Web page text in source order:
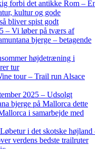
forbi det antikke Rom –
kultur og gode
bliver spist godt
– Vi løber på tværs af
bjerge – betagende
højdetræning i
tur
tour – Trail run Alsace
2025 – Udsolgt
bjerge på Mallorca dette
i samarbejde med
i det skotske højland
verdens bedste trailruter